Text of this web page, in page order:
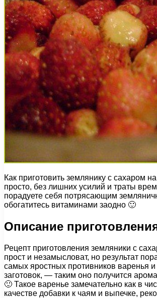
Как приготовить землянику с сахаром
просто, без лишних усилий и траты
порадуете себя потрясающим
обогатитесь витаминами заодно 🙂
Описание
Рецепт приготовления земляники с
прост и незамысловат, но результат
самых яростных противников варенья и
заготовок, — таким оно получится
🙂 Такое варенье замечательно как в
качестве добавки к чаям и выпечке,